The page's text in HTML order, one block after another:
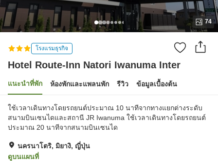
74
โรงแรมธุรกิจ
Hotel Route-Inn Natori Iwanuma Inter
แนะนำที่พัก ห้องพักและแพลนพัก รีวิว ข้อมูลเบื้องต้น
ใช้เวลาเดินทางโดยรถยนต์ประมาณ 10 นาทีจากทางแยกต่างระดับ
สนามบินเซนไดและสถานี JR Iwanuma ใช้เวลาเดินทางโดยรถยนต์
ประมาณ 20 นาทีจากสนามบินเซนได
นครนาโตริ, มิยางิ, ญี่ปุ่น
ดูบนแผนที่